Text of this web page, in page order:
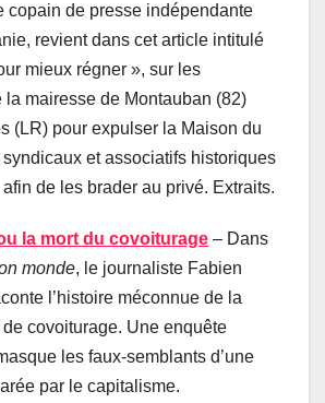
copain de presse indépendante
revient dans cet article intitulé
mieux régner », sur les
mairesse de Montauban (82)
(LR) pour expulser la Maison du
et associatifs historiques
de les brader au privé. Extraits.
la mort du covoiturage – Dans
monde, le journaliste Fabien
l’histoire méconnue de la
covoiturage. Une enquête
les faux-semblants d’une
par le capitalisme.